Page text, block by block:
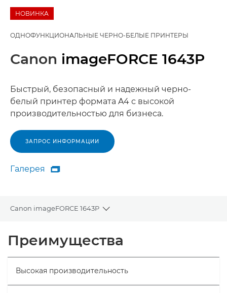
НОВИНКА
ОДНОФУНКЦИОНАЛЬНЫЕ ЧЕРНО-БЕЛЫЕ ПРИНТЕРЫ
Canon imageFORCE 1643P
Быстрый, безопасный и надежный черно-
белый принтер формата A4 с высокой
производительностью для бизнеса.
ЗАПРОС ИНФОРМАЦИИ
Галерея
Галерея

Canon imageFORCE 1643P
Toggle breadcrumbs
Технические характеристики
Преимущества
Высокая производительность